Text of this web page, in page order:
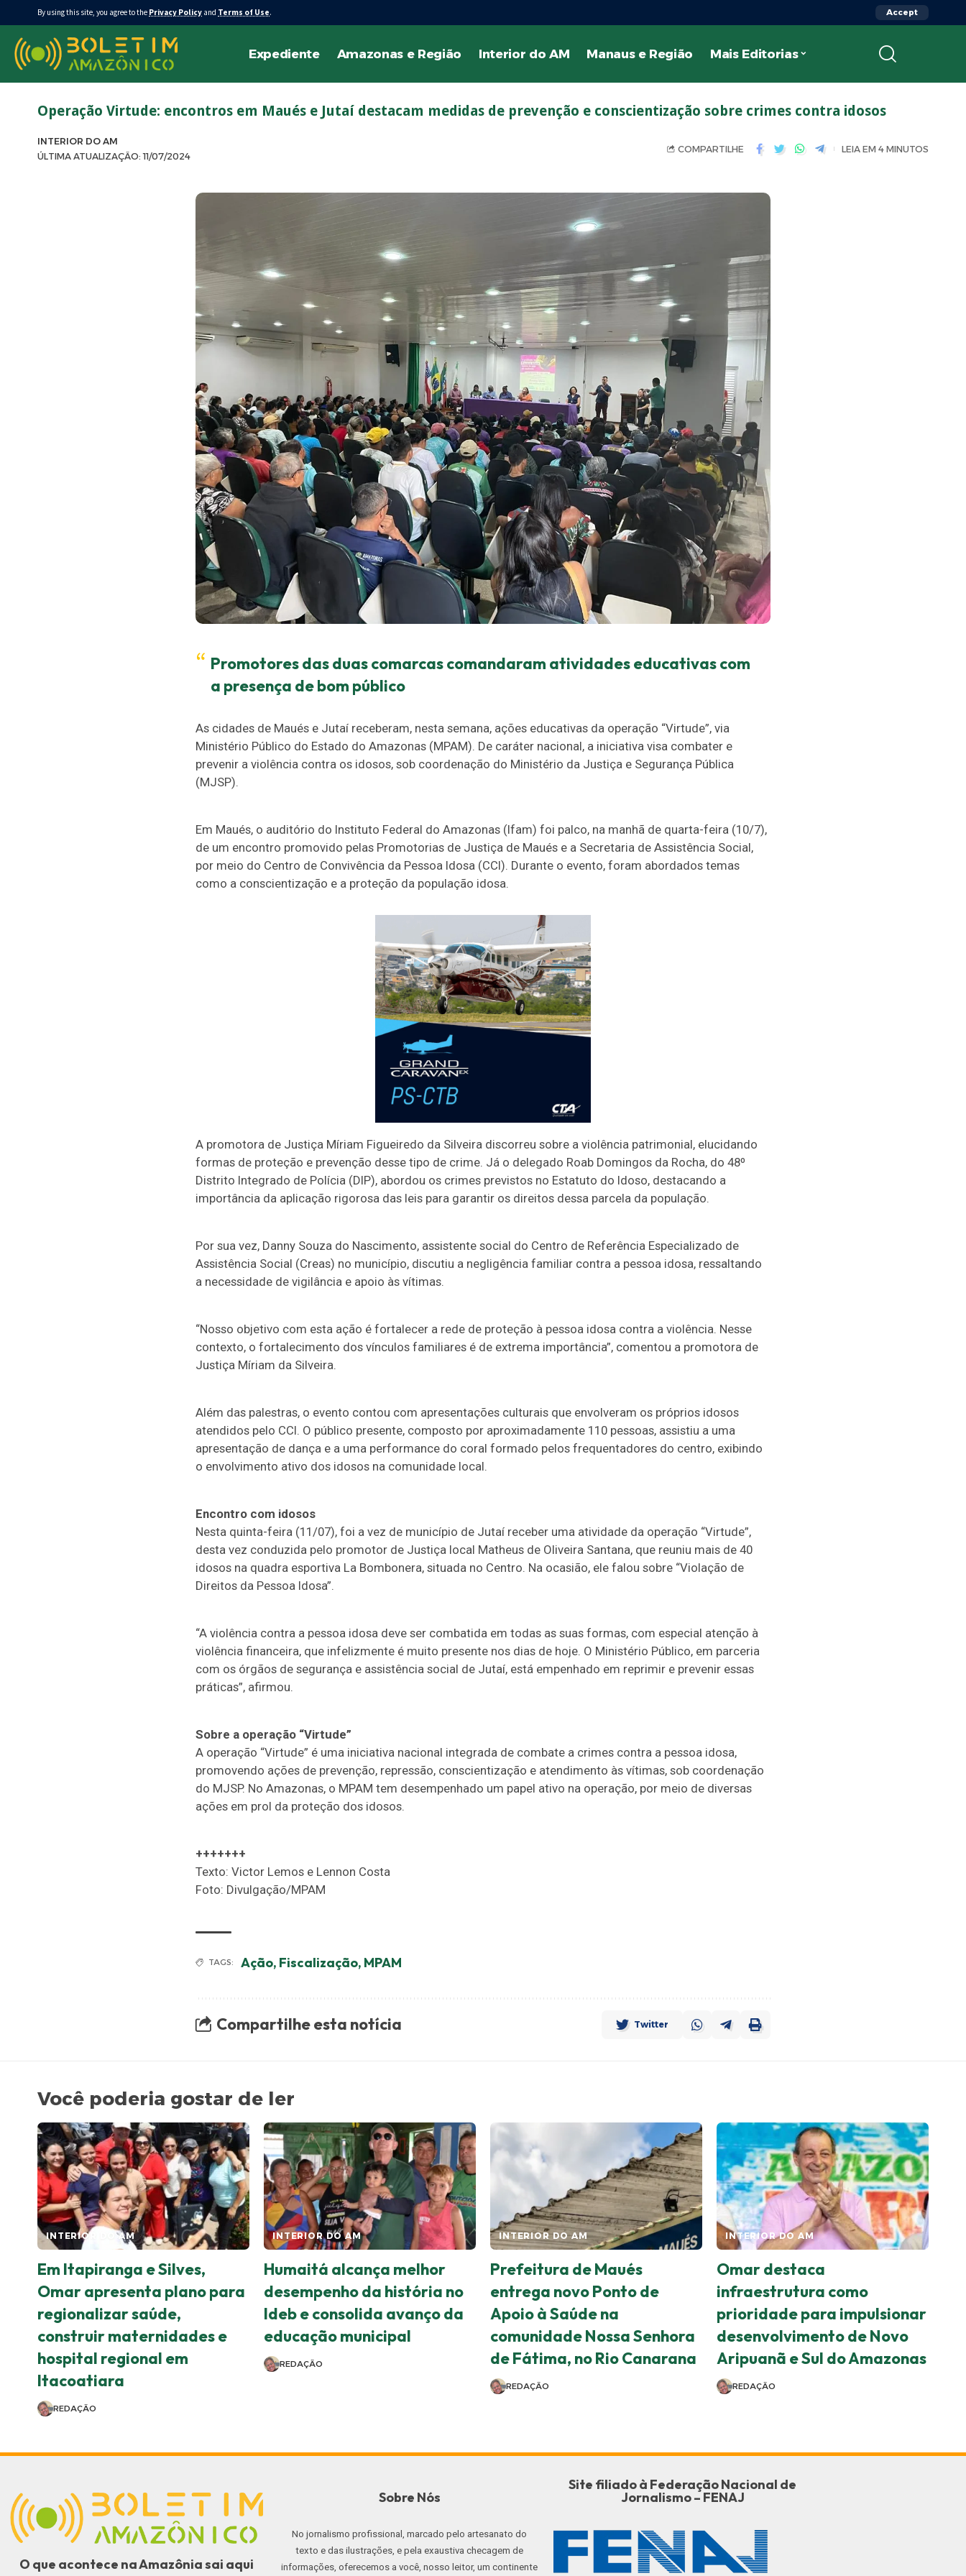
By using this site, you agree to the Privacy Policy and Terms of Use. Accept
Expediente Amazonas e Região Interior do AM Manaus e Região Mais Editorias
Operação Virtude: encontros em Maués e Jutaí destacam medidas de prevenção e conscientização sobre crimes contra idosos
ÚLTIMA ATUALIZAÇÃO: 11/07/2024
INTERIOR DO AM
COMPARTILHE LEIA EM 4 MINUTOS
Promotores das duas comarcas comandaram atividades educativas com
a presença de bom público
As cidades de Maués e Jutaí receberam, nesta semana, ações educativas da operação “Virtude”, via
Ministério Público do Estado do Amazonas (MPAM). De caráter nacional, a iniciativa visa combater e
prevenir a violência contra os idosos, sob coordenação do Ministério da Justiça e Segurança Pública
(MJSP).
Em Maués, o auditório do Instituto Federal do Amazonas (Ifam) foi palco, na manhã de quarta-feira (10/7),
de um encontro promovido pelas Promotorias de Justiça de Maués e a Secretaria de Assistência Social,
por meio do Centro de Convivência da Pessoa Idosa (CCI). Durante o evento, foram abordados temas
como a conscientização e a proteção da população idosa.
A promotora de Justiça Míriam Figueiredo da Silveira discorreu sobre a violência patrimonial, elucidando
formas de proteção e prevenção desse tipo de crime. Já o delegado Roab Domingos da Rocha, do 48º
Distrito Integrado de Polícia (DIP), abordou os crimes previstos no Estatuto do Idoso, destacando a
importância da aplicação rigorosa das leis para garantir os direitos dessa parcela da população.
Por sua vez, Danny Souza do Nascimento, assistente social do Centro de Referência Especializado de
Assistência Social (Creas) no município, discutiu a negligência familiar contra a pessoa idosa, ressaltando
a necessidade de vigilância e apoio às vítimas.
“Nosso objetivo com esta ação é fortalecer a rede de proteção à pessoa idosa contra a violência. Nesse
contexto, o fortalecimento dos vínculos familiares é de extrema importância”, comentou a promotora de
Justiça Míriam da Silveira.
Além das palestras, o evento contou com apresentações culturais que envolveram os próprios idosos
atendidos pelo CCI. O público presente, composto por aproximadamente 110 pessoas, assistiu a uma
apresentação de dança e a uma performance do coral formado pelos frequentadores do centro, exibindo
o envolvimento ativo dos idosos na comunidade local.
Encontro com idosos
Nesta quinta-feira (11/07), foi a vez de município de Jutaí receber uma atividade da operação “Virtude”,
desta vez conduzida pelo promotor de Justiça local Matheus de Oliveira Santana, que reuniu mais de 40
idosos na quadra esportiva La Bombonera, situada no Centro. Na ocasião, ele falou sobre “Violação de
Direitos da Pessoa Idosa”.
“A violência contra a pessoa idosa deve ser combatida em todas as suas formas, com especial atenção à
violência financeira, que infelizmente é muito presente nos dias de hoje. O Ministério Público, em parceria
com os órgãos de segurança e assistência social de Jutaí, está empenhado em reprimir e prevenir essas
práticas”, afirmou.
Sobre a operação “Virtude”
A operação “Virtude” é uma iniciativa nacional integrada de combate a crimes contra a pessoa idosa,
promovendo ações de prevenção, repressão, conscientização e atendimento às vítimas, sob coordenação
do MJSP. No Amazonas, o MPAM tem desempenhado um papel ativo na operação, por meio de diversas
ações em prol da proteção dos idosos.
+++++++
Texto: Victor Lemos e Lennon Costa
Foto: Divulgação/MPAM
TAGS: Ação, Fiscalização, MPAM
Compartilhe esta notícia Twitter
Você poderia gostar de ler
INTERIOR DO AM
Em Itapiranga e Silves,
Omar apresenta plano para
regionalizar saúde,
construir maternidades e
hospital regional em
Itacoatiara
REDAÇÃO
INTERIOR DO AM
Humaitá alcança melhor
desempenho da história no
Ideb e consolida avanço da
educação municipal
REDAÇÃO
INTERIOR DO AM
Prefeitura de Maués
entrega novo Ponto de
Apoio à Saúde na
comunidade Nossa Senhora
de Fátima, no Rio Canarana
REDAÇÃO
INTERIOR DO AM
Omar destaca
infraestrutura como
prioridade para impulsionar
desenvolvimento de Novo
Aripuanã e Sul do Amazonas
REDAÇÃO
O que acontece na Amazônia sai aqui
Sobre Nós
No jornalismo profissional, marcado pelo artesanato do
texto e das ilustrações, e pela exaustiva checagem de
informações, oferecemos a você, nosso leitor, um continente
Site filiado à Federação Nacional de
Jornalismo – FENAJ